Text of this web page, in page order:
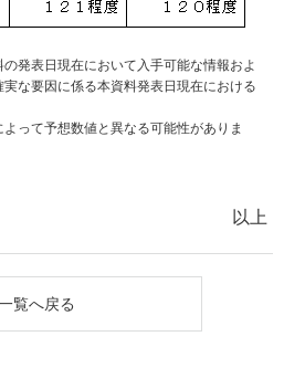
の発表日現在において入手可能な情報およ
な要因に係る本資料発表日現在における
って予想数値と異なる可能性がありま
以上
覧へ戻る